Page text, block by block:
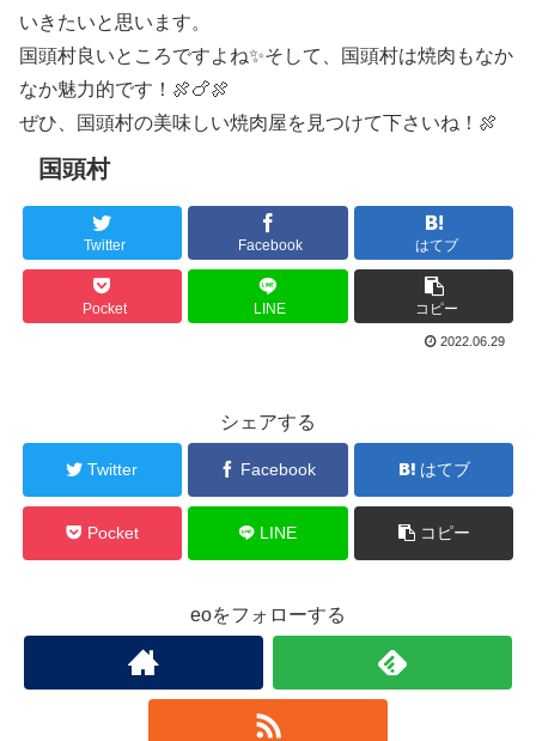
いきたいと思います。
国頭村良いところですよね✨そして、国頭村は焼肉もなか
なか魅力的です！🍖🍗🍖
ぜひ、国頭村の美味しい焼肉屋を見つけて下さいね！🍖
国頭村
Twitter Facebook はてブ
Pocket LINE コピー
2022.06.29
シェアする
Twitter Facebook はてブ
Pocket LINE コピー
eoをフォローする